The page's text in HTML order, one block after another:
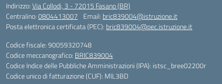
Indirizzo:Via Collodi, 3 - 72015 Fasano (BR)
Centralino:0804413007 Email: bric839004@istruzione.it
Posta elettronica certificata (PEC): bric839004@pec.istruzione.it
Codice fiscale: 90059320748
Codice meccanografico: BRIC839004
Codice Indice delle Pubbliche Amministrazioni (IPA): istsc_bree02200r
Codice unico di fatturazione (CUF): MIL3BD